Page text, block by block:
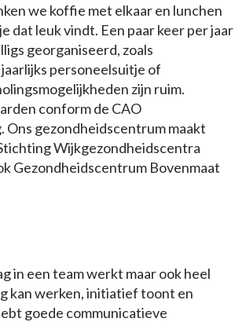
we koffie met elkaar en lunchen
dat leuk vindt. Een paar keer per jaar
georganiseerd, zoals
personeelsuitje of
zijn ruim.
conform de CAO
Ons gezondheidscentrum maakt
Wijkgezondheidscentra
Gezondheidscentrum Bovenmaat
in een team werkt maar ook heel
kan werken, initiatief toont en
goede communicatieve